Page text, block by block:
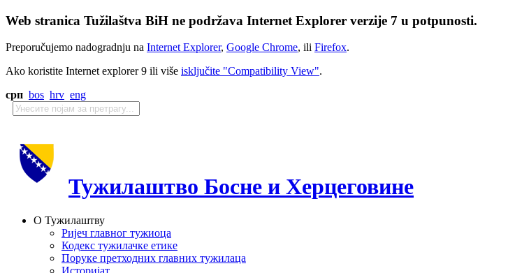
Web stranica Tužilaštva BiH ne podržava Internet Explorer verzije 7 u potpunosti.
Preporučujemo nadogradnju na Internet Explorer, Google Chrome, ili Firefox.
Ako koristite Internet explorer 9 ili više isključite "Compatibility View".
срп bos hrv eng
Тужилаштво Босне и Херцеговине
О Тужилаштву
Ријеч главног тужиоца
Кодекс тужилачке етике
Поруке претходних главних тужилаца